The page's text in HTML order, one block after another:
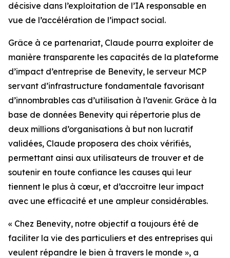
décisive dans l’exploitation de l’IA responsable en
vue de l’accélération de l’impact social.
Grâce à ce partenariat, Claude pourra exploiter de
manière transparente les capacités de la plateforme
d’impact d’entreprise de Benevity, le serveur MCP
servant d’infrastructure fondamentale favorisant
d’innombrables cas d’utilisation à l’avenir. Grâce à la
base de données Benevity qui répertorie plus de
deux millions d’organisations à but non lucratif
validées, Claude proposera des choix vérifiés,
permettant ainsi aux utilisateurs de trouver et de
soutenir en toute confiance les causes qui leur
tiennent le plus à cœur, et d’accroître leur impact
avec une efficacité et une ampleur considérables.
« Chez Benevity, notre objectif a toujours été de
faciliter la vie des particuliers et des entreprises qui
veulent répandre le bien à travers le monde », a